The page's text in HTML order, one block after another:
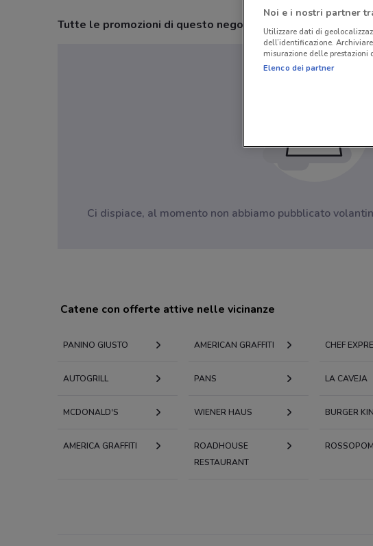
Tutte le promozioni di questo negozio
Ci dispiace, al momento non abbiamo pubblicato
Catene con offerte attive nelle vicinanze
PANINO GIUSTO AMERICAN GRAFFITI CHEF
AUTOGRILL PANS LA CAVEJA
MCDONALD'S WIENER HAUS BURGER
AMERICA GRAFFITI
ROADHOUSE
RESTAURANT
Noi e i nostri partner
Utilizzare dati di
dell’identificazione.
misurazione delle prestazioni
Elenco dei partner